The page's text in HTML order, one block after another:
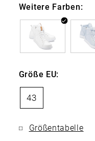
Weitere Farben:
Größe EU:
43
Größentabelle